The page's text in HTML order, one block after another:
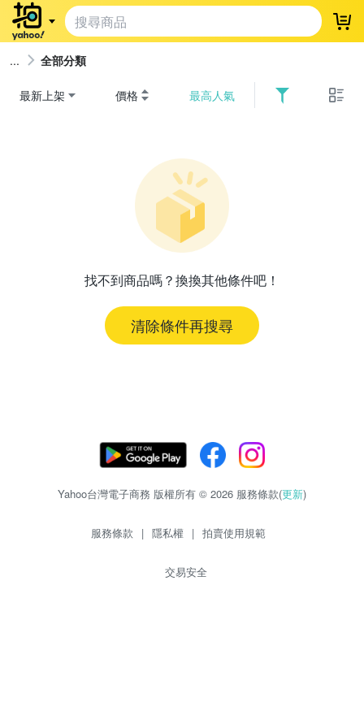
登
全部分類
最新上架 價格 最高人氣
找不到商品嗎？換換其他條件吧！
清除條件再搜尋
Yahoo台灣電子商務 版權所有 © 2026 服務條款(更新)
服務條款 | 隱私權 | 拍賣使用規範
交易安全